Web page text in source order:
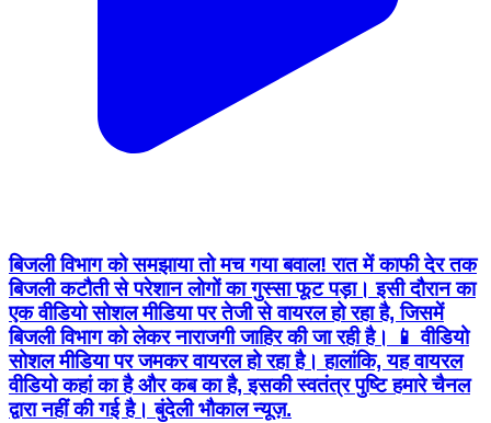
बिजली विभाग को समझाया तो मच गया बवाल! रात में काफी देर तक
बिजली कटौती से परेशान लोगों का गुस्सा फूट पड़ा। इसी दौरान का
एक वीडियो सोशल मीडिया पर तेजी से वायरल हो रहा है, जिसमें
बिजली विभाग को लेकर नाराजगी जाहिर की जा रही है। 📱 वीडियो
सोशल मीडिया पर जमकर वायरल हो रहा है। हालांकि, यह वायरल
वीडियो कहां का है और कब का है, इसकी स्वतंत्र पुष्टि हमारे चैनल
द्वारा नहीं की गई है। बुंदेली भौकाल न्यूज़.